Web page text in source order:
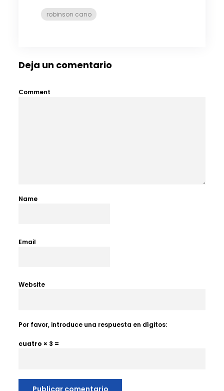
robinson cano
Deja un comentario
Comment
Name
Email
Website
Por favor, introduce una respuesta en dígitos:
cuatro × 3 =